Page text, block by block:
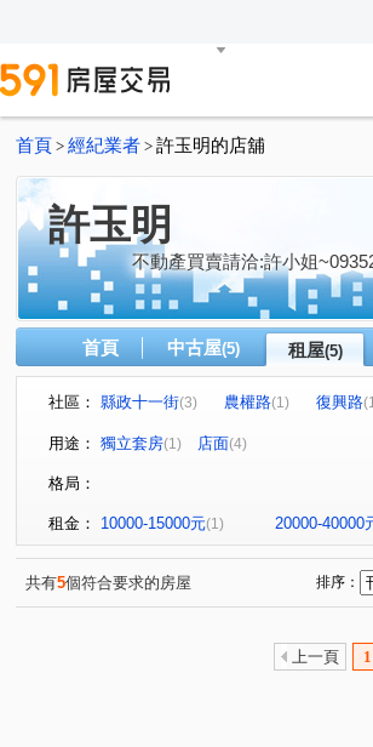
首頁 > 經紀業者 > 許玉明的店舖
許玉明
不動產買賣請洽:許小姐
首頁 中古屋(5) 租屋(5)
社區： 縣政十一街(3) 農權路(1) 復興路
用途： 獨立套房(1) 店面(4)
格局：
租金： 10000-15000元(1) 20000-40000
共有5個符合要求的房屋 排序：
上一頁 1